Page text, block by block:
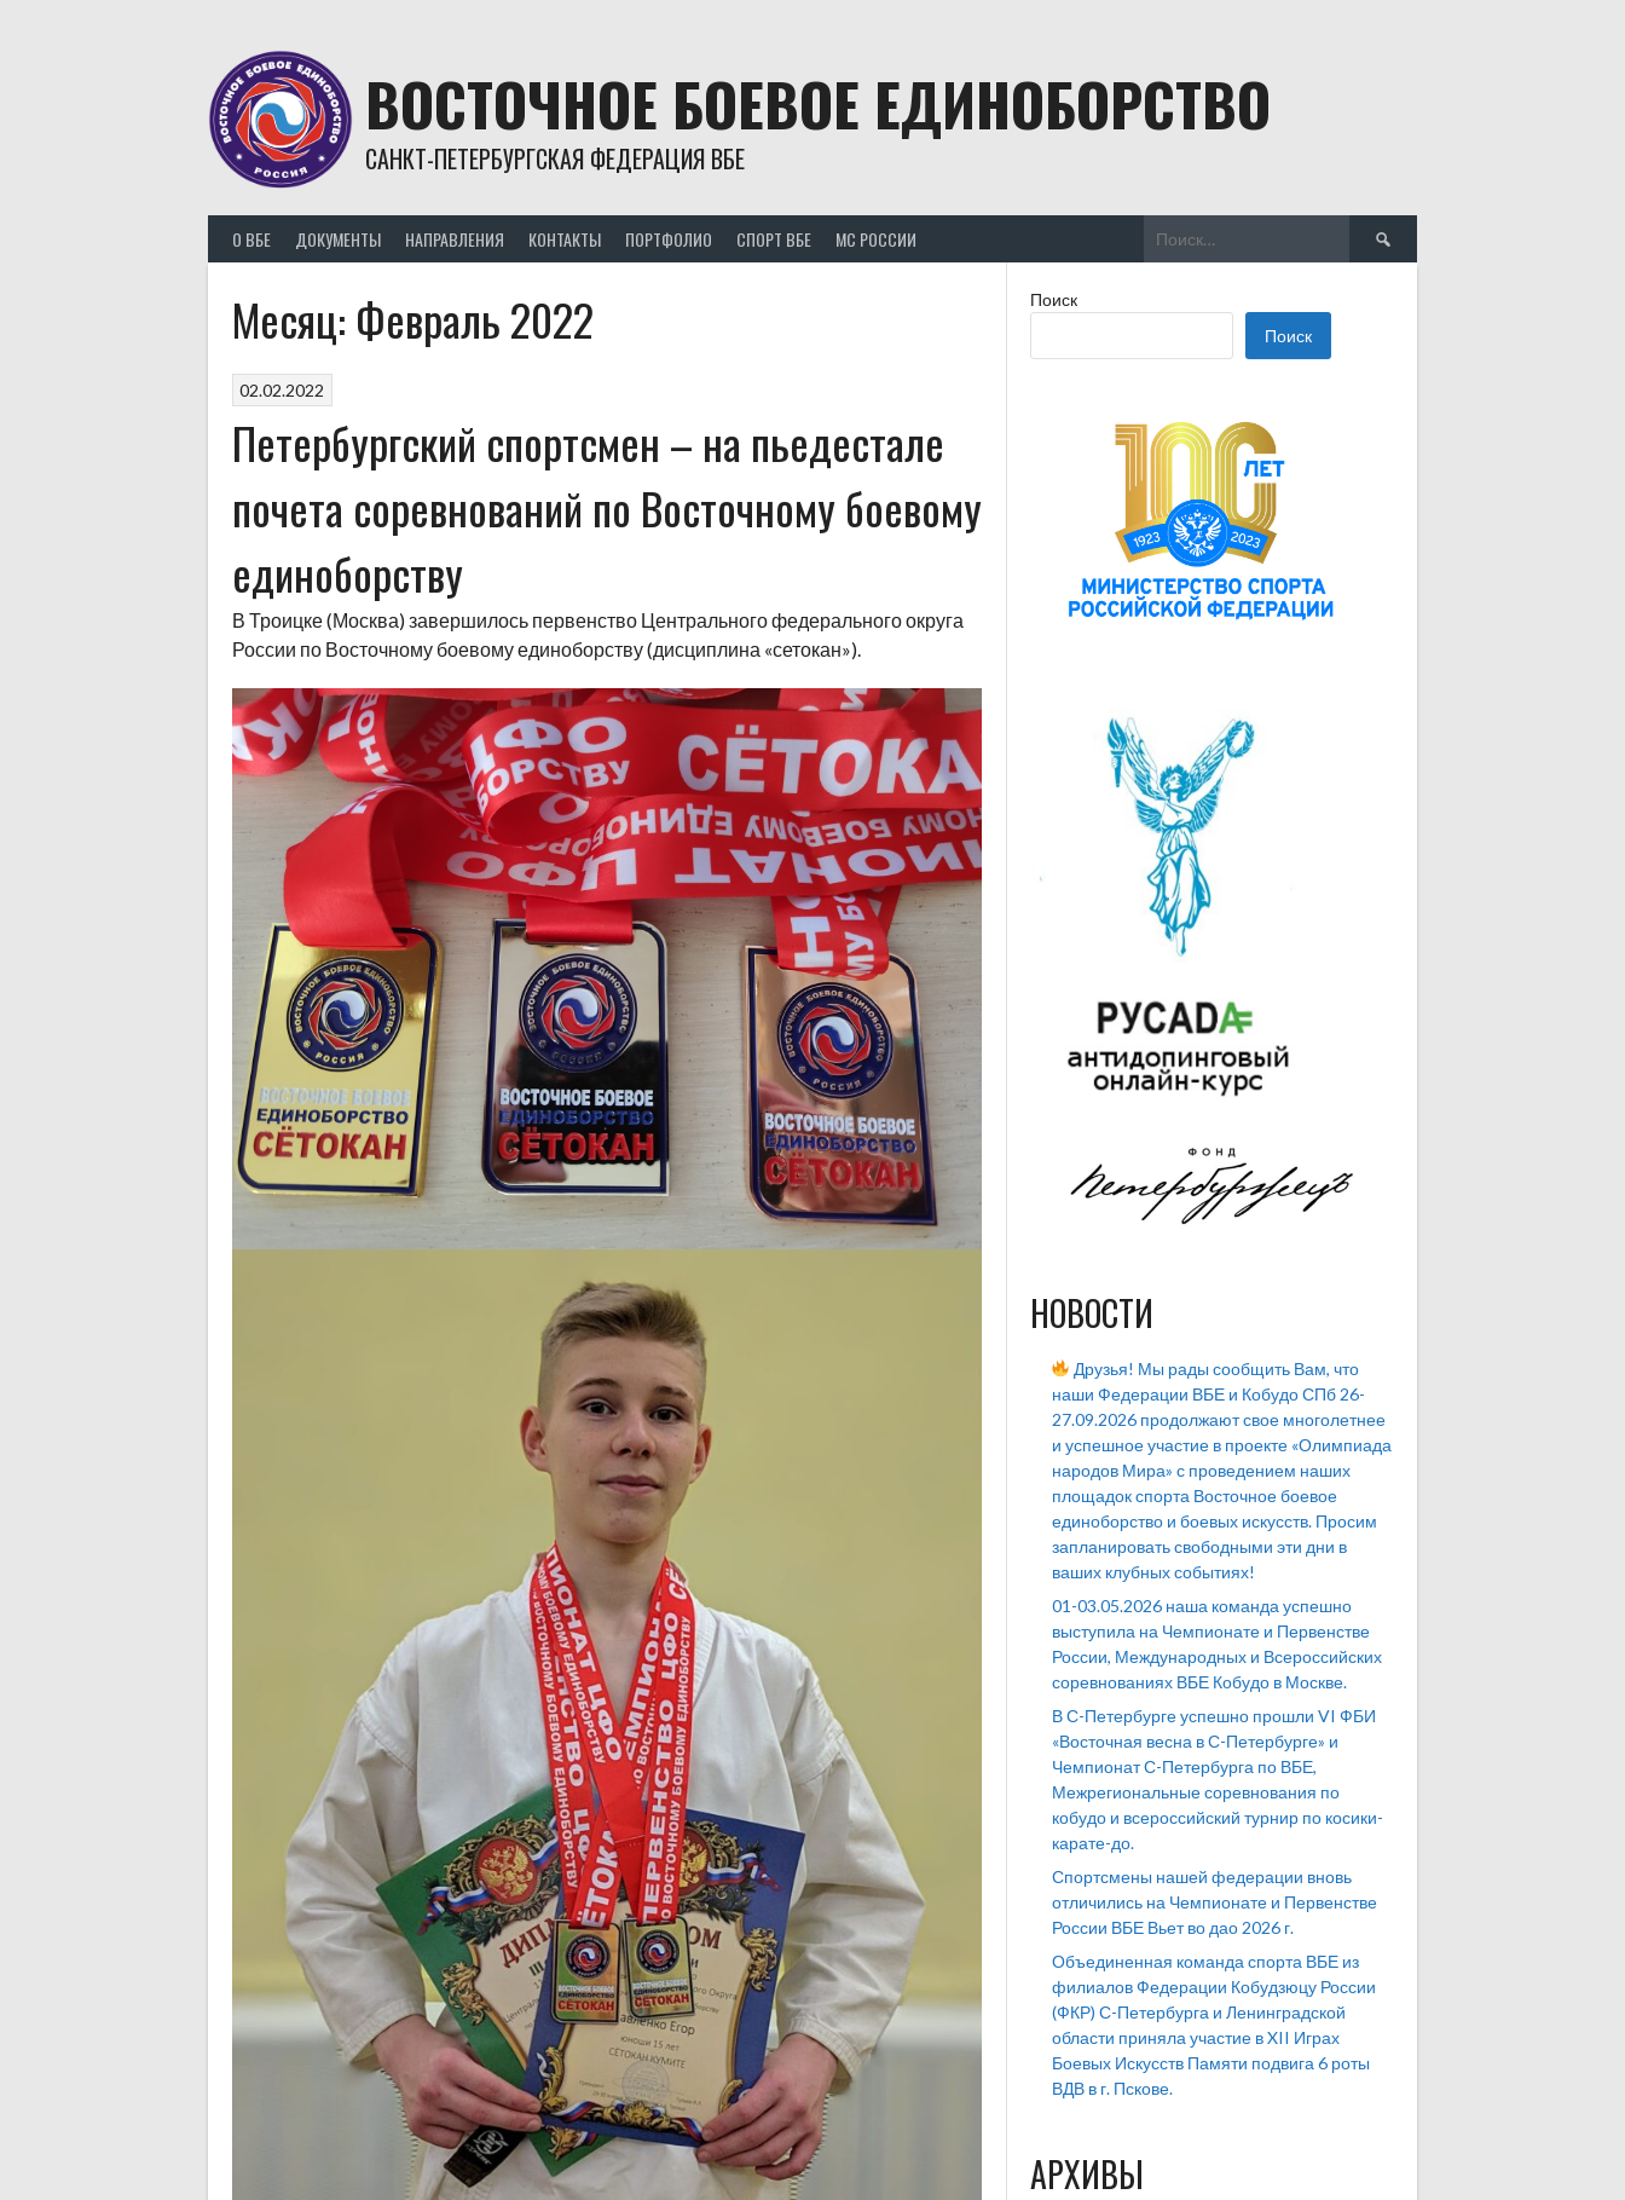
ВОСТОЧНОЕ БОЕВОЕ ЕДИНОБОРСТВО
САНКТ-ПЕТЕРБУРГСКАЯ ФЕДЕРАЦИЯ ВБЕ
О ВБЕ ДОКУМЕНТЫ НАПРАВЛЕНИЯ КОНТАКТЫ ПОРТФОЛИО СПОРТ ВБЕ МС РОССИИ Найти:
Месяц: Февраль 2022
02.02.2022
Петербургский спортсмен – на пьедестале
почета соревнований по Восточному боевому
единоборству
В Троицке (Москва) завершилось первенство Центрального федерального округа
России по Восточному боевому единоборству (дисциплина «сетокан»).
Поиск
Поиск
НОВОСТИ
Друзья! Мы рады сообщить Вам, что
наши Федерации ВБЕ и Кобудо СПб 26-
27.09.2026 продолжают свое многолетнее
и успешное участие в проекте «Олимпиада
народов Мира» с проведением наших
площадок спорта Восточное боевое
единоборство и боевых искусств. Просим
запланировать свободными эти дни в
ваших клубных событиях!
01-03.05.2026 наша команда успешно
выступила на Чемпионате и Первенстве
России, Международных и Всероссийских
соревнованиях ВБЕ Кобудо в Москве.
В С-Петербурге успешно прошли VI ФБИ
«Восточная весна в С-Петербурге» и
Чемпионат С-Петербурга по ВБЕ,
Межрегиональные соревнования по
кобудо и всероссийский турнир по косики-
карате-до.
Спортсмены нашей федерации вновь
отличились на Чемпионате и Первенстве
России ВБЕ Вьет во дао 2026 г.
Объединенная команда спорта ВБЕ из
филиалов Федерации Кобудзюцу России
(ФКР) С-Петербурга и Ленинградской
области приняла участие в XII Играх
Боевых Искусств Памяти подвига 6 роты
ВДВ в г. Пскове.
АРХИВЫ